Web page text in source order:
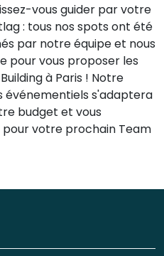
vous guider par votre
: tous nos spots ont été
par notre équipe et nous
pour vous proposer les
à Paris ! Notre
événementiels s'adaptera
budget et vous
votre prochain Team